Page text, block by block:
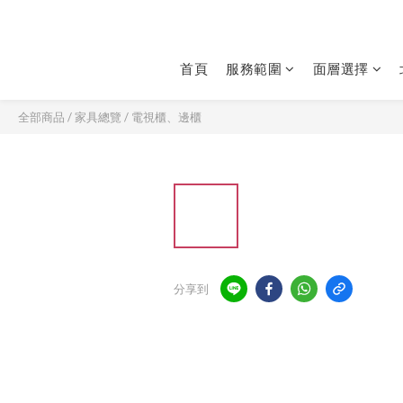
首頁 服務範圍 面層選擇
全部商品 /家具總覽 / 電視櫃、邊櫃
分享到